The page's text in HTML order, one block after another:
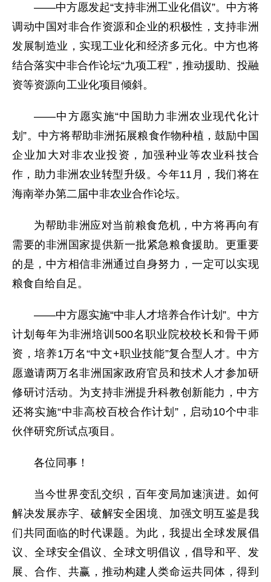
——中方愿发起“支持非洲工业化倡议”。中方将
调动中国对非合作资源和企业的积极性，支持非洲
发展制造业，实现工业化和经济多元化。中方也将
结合落实中非合作论坛“九项工程”，推动援助、投融
资等资源向工业化项目倾斜。
——中方愿实施“中国助力非洲农业现代化计
划”。中方将帮助非洲拓展粮食作物种植，鼓励中国
企业加大对非农业投资，加强种业等农业科技合
作，助力非洲农业转型升级。今年11月，我们将在
海南举办第二届中非农业合作论坛。
为帮助非洲应对当前粮食危机，中方将再向有
需要的非洲国家提供新一批紧急粮食援助。更重要
的是，中方相信非洲通过自身努力，一定可以实现
粮食自给自足。
——中方愿实施“中非人才培养合作计划”。中方
计划每年为非洲培训500名职业院校校长和骨干师
资，培养1万名“中文+职业技能”复合型人才。中方
愿邀请两万名非洲国家政府官员和技术人才参加研
修研讨活动。为支持非洲提升科教创新能力，中方
还将实施“中非高校百校合作计划”，启动10个中非
伙伴研究所试点项目。
各位同事！
当今世界变乱交织，百年变局加速演进。如何
解决发展赤字、破解安全困境、加强文明互鉴是我
们共同面临的时代课题。为此，我提出全球发展倡
议、全球安全倡议、全球文明倡议，倡导和平、发
展、合作、共赢，推动构建人类命运共同体，得到